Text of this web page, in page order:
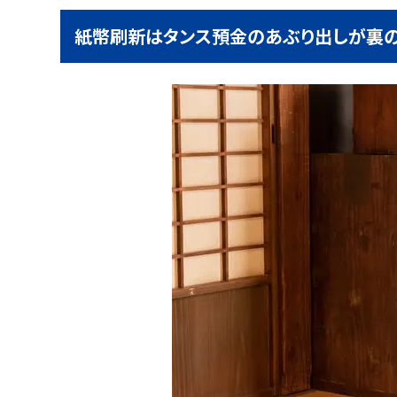
紙幣刷新はタンス預金のあぶり出しが裏